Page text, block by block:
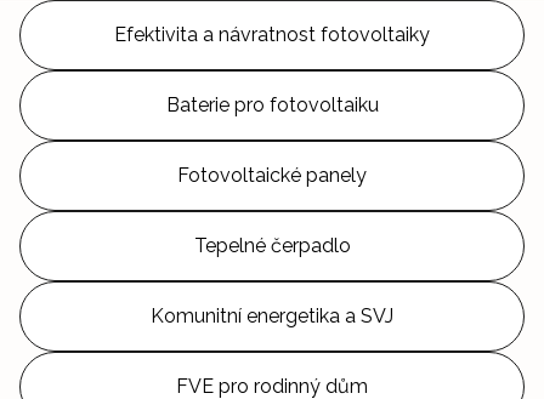
Efektivita a návratnost fotovoltaiky
Baterie pro fotovoltaiku
Fotovoltaické panely
Tepelné čerpadlo
Komunitní energetika a SVJ
FVE pro rodinný dům